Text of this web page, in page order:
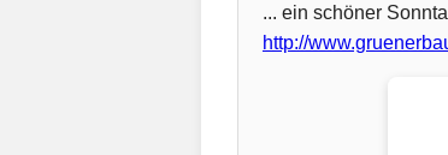
... ein schöner
http://